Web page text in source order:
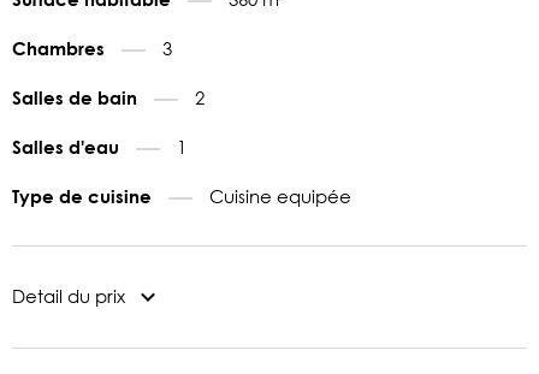
Chambres 3
Salles de bain 2
Salles d'eau 1
Type de cuisine Cuisine equipée
Detail du prix